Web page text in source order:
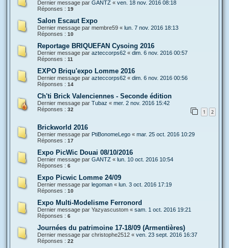
Dernier message par GANTZ « ven. 18 nov. 2016 08:18
Réponses : 19
Salon Escaut Expo
Dernier message par membre59 « lun. 7 nov. 2016 18:13
Réponses : 10
Reportage BRIQUEFAN Cysoing 2016
Dernier message par azteccorps62 « dim. 6 nov. 2016 00:57
Réponses : 11
EXPO Briqu'expo Lomme 2016
Dernier message par azteccorps62 « dim. 6 nov. 2016 00:56
Réponses : 14
Ch'ti Brick Valenciennes - Seconde édition
Dernier message par Tubaz « mer. 2 nov. 2016 15:42
Réponses : 32 1 2
Brickworld 2016
Dernier message par PtiBonomeLego « mar. 25 oct. 2016 10:29
Réponses : 17
Expo PicWic Douai 08/10/2016
Dernier message par GANTZ « lun. 10 oct. 2016 10:54
Réponses : 6
Expo Picwic Lomme 24/09
Dernier message par legoman « lun. 3 oct. 2016 17:19
Réponses : 10
Expo Multi-Modelisme Ferronord
Dernier message par Yazyascustom « sam. 1 oct. 2016 19:21
Réponses : 6
Journées du patrimoine 17-18/09 (Armentières)
Dernier message par christophe2512 « ven. 23 sept. 2016 16:37
Réponses : 22